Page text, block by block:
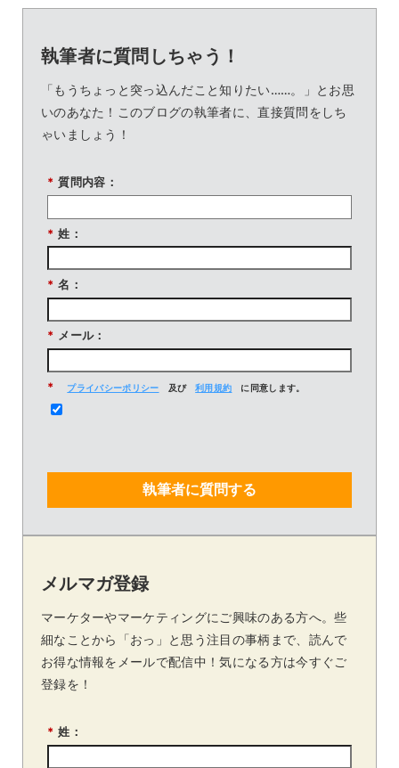
執筆者に質問しちゃう！
「もうちょっと突っ込んだこと知りたい……。」とお思
いのあなた！このブログの執筆者に、直接質問をしち
ゃいましょう！
* 質問内容：
* 姓：
* 名：
* メール：
* プライバシーポリシー 及び 利用規約 に同意します。
執筆者に質問する
メルマガ登録
マーケターやマーケティングにご興味のある方へ。些
細なことから「おっ」と思う注目の事柄まで、読んで
お得な情報をメールで配信中！気になる方は今すぐご
登録を！
* 姓：